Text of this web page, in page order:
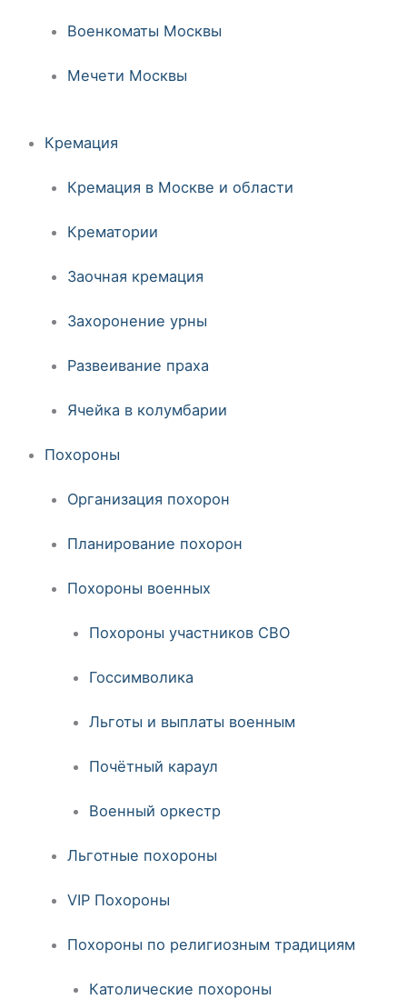
Военкоматы Москвы
Мечети Москвы
Кремация
Кремация в Москве и области
Крематории
Заочная кремация
Захоронение урны
Развеивание праха
Ячейка в колумбарии
Похороны
Организация похорон
Планирование похорон
Похороны военных
Похороны участников СВО
Госсимволика
Льготы и выплаты военным
Почётный караул
Военный оркестр
Льготные похороны
VIP Похороны
Похороны по религиозным традициям
Католические похороны